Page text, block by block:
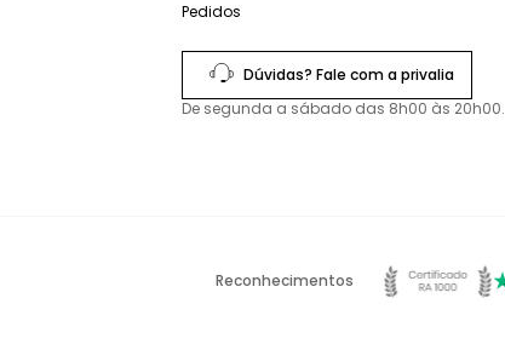
Pedidos
Dúvidas? Fale com a privalia
De segunda a sábado das 8h00 às 20h00.
Reconhecimentos